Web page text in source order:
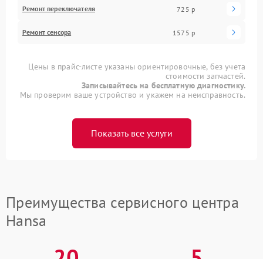
Ремонт переключателя 725 р
Ремонт сенсора 1575 р
Цены в прайс-листе указаны ориентировочные, без учета
стоимости запчастей.
Записывайтесь на бесплатную диагностику.
Мы проверим ваше устройство и укажем на неисправность.
Показать все услуги
Преимущества сервисного центра
Hansa